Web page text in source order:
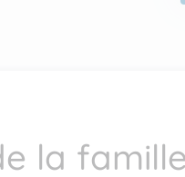
la famille